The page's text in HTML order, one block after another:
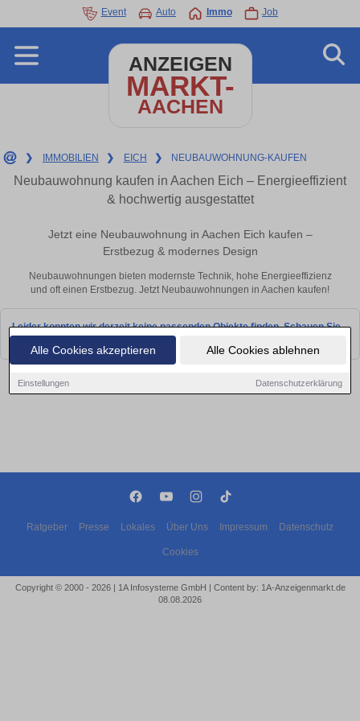
Alle Cookies akzeptieren Alle Cookies ablehnen
Einstellungen Datenschutzerklärung
Event Auto Immo Job
ANZEIGEN
MARKT-
AACHEN
❯ IMMOBILIEN ❯ EICH ❯ NEUBAUWOHNUNG-KAUFEN
Neubauwohnung kaufen in Aachen Eich – Energieeffizient
& hochwertig ausgestattet
Jetzt eine Neubauwohnung in Aachen Eich kaufen –
Erstbezug & modernes Design
Neubauwohnungen bieten modernste Technik, hohe Energieeffizienz
und oft einen Erstbezug. Jetzt Neubauwohnungen in Aachen kaufen!
Leider konnten wir derzeit keine passenden Objekte finden. Schauen Sie
Ratgeber Presse Lokales Über Uns Impressum Datenschutz
Cookies
Copyright © 2000 - 2026 | 1A Infosysteme GmbH | Content by: 1A-Anzeigenmarkt.de
08.08.2026